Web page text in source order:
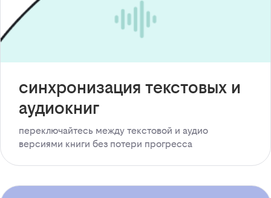
синхронизация текстовых и
аудиокниг
переключайтесь между текстовой и аудио
версиями книги без потери прогресса